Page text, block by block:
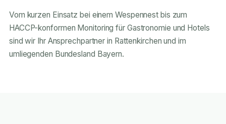
Vom kurzen Einsatz bei einem Wespennest bis zum
HACCP-konformen Monitoring für Gastronomie und Hotels
sind wir Ihr Ansprechpartner in Rattenkirchen und im
umliegenden Bundesland Bayern.